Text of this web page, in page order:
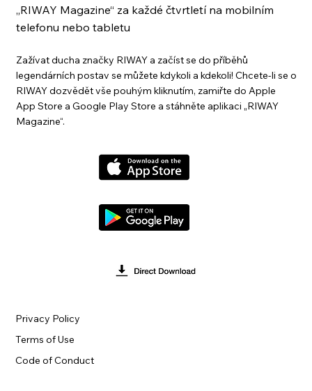
„RIWAY Magazine“ za každé čtvrtletí na mobilním
telefonu nebo tabletu
Zažívat ducha značky RIWAY a začíst se do příběhů
legendárních postav se můžete kdykoli a kdekoli! Chcete-li se o
RIWAY dozvědět vše pouhým kliknutím, zamiřte do Apple
App Store a Google Play Store a stáhněte aplikaci „RIWAY
Magazine“.
Terms of Use
Privacy Policy
Code of Conduct